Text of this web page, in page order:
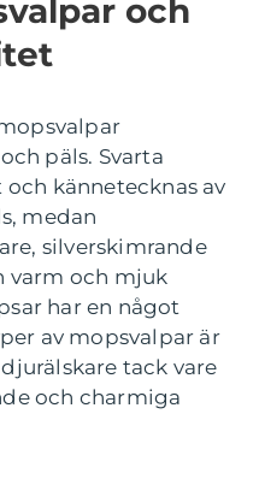
och
päls. Svarta
kännetecknas av
medan
silverskimrande
varm och mjuk
har en något
av mopsvalpar är
tack vare
och charmiga